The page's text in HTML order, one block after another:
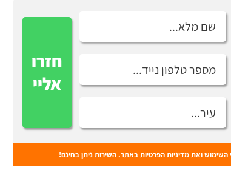
חזרו
אליי
השימושואתמדיניות הפרטיותבאתר. השירות ניתן בחינם!